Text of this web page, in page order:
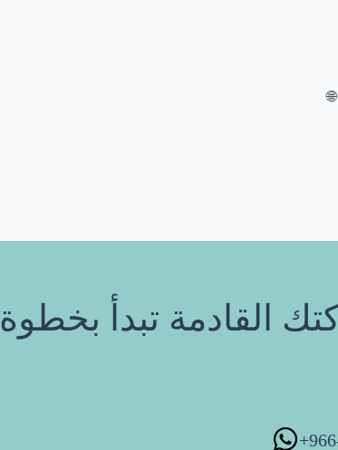
القادمة تبدأ بخطوة